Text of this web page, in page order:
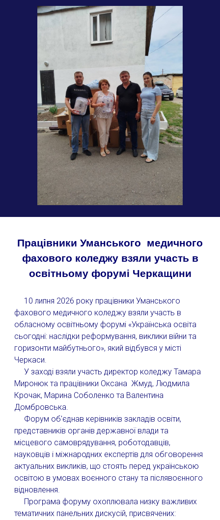
Працівники Уманського медичного
фахового коледжу взяли участь в
освітньому форумі Черкащини
10 липня 2026 року працівники Уманського
фахового медичного коледжу взяли участь в
обласному освітньому форумі «Українська освіта
сьогодні: наслідки реформування, виклики війни та
горизонти майбутнього», який відбувся у місті
Черкаси.
У заході взяли участь директор коледжу Тамара
Миронюк та працівники Оксана Жмуд, Людмила
Крочак, Марина Соболенко та Валентина
Домбровська.
Форум об'єднав керівників закладів освіти,
представників органів державної влади та
місцевого самоврядування, роботодавців,
науковців і міжнародних експертів для обговорення
актуальних викликів, що стоять перед українською
освітою в умовах воєнного стану та післявоєнного
відновлення.
Програма форуму охоплювала низку важливих
тематичних панельних дискусій, присвячених: